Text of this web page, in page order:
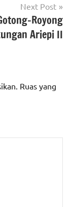
Next Post
Royong
Ariepi II
Ruas yang